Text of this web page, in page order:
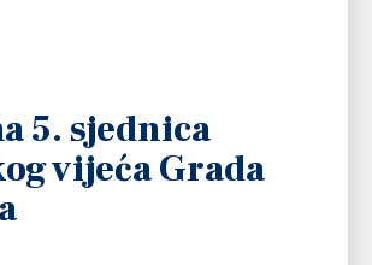
5. sjednica
vijeća Grada